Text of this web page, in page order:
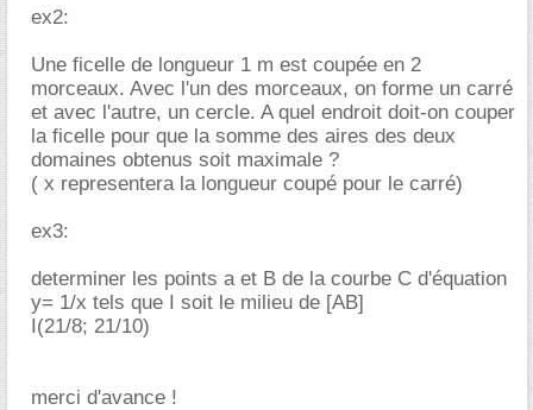
ex2:
Une ficelle de longueur 1 m est coupée en 2
morceaux. Avec l'un des morceaux, on forme un carré
et avec l'autre, un cercle. A quel endroit doit-on couper
la ficelle pour que la somme des aires des deux
domaines obtenus soit maximale ?
( x representera la longueur coupé pour le carré)
ex3:
determiner les points a et B de la courbe C d'équation
y= 1/x tels que I soit le milieu de [AB]
I(21/8; 21/10)
merci d'avance !